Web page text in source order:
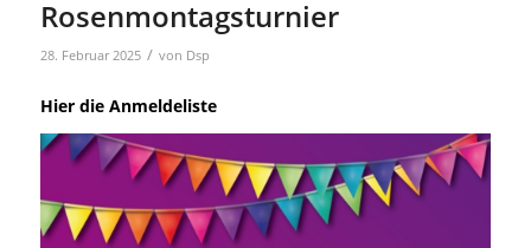
Rosenmontagsturnier
28. Februar 2025 / von Dsp
Hier die Anmeldeliste